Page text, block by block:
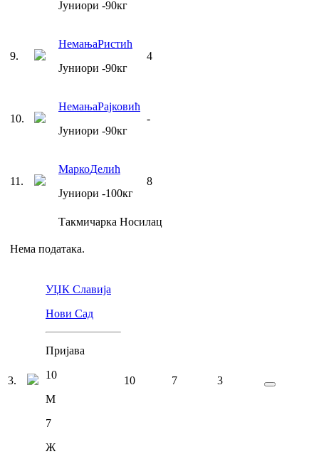
Јуниори -90кг
9.
НемањаРистић
Јуниори -90кг
4
10.
НемањаРајковић
Јуниори -90кг
-
11 .
МаркоДелић
Јуниори -100кг
8
Такмичарка Носилац
Нема података.
3.
УЏК Славија
Нови Сад
Пријава
10
М
7
Ж
10 7 3